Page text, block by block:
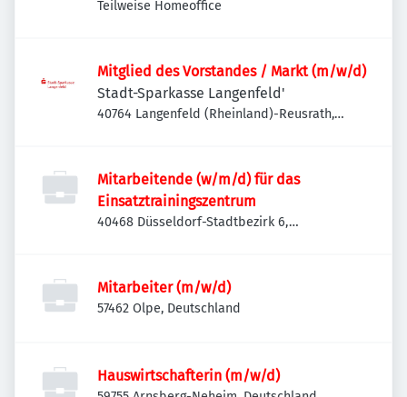
Deutschland
Teilweise Homeoffice
Mitglied des Vorstandes / Markt (m/w/d)
Stadt-Sparkasse Langenfeld'
40764 Langenfeld (Rheinland)-Reusrath,
Mitarbeitende (w/m/d) für das
Einsatztrainingszentrum
40468 Düsseldorf-Stadtbezirk 6,
Mitarbeiter (m/w/d)
57462 Olpe, Deutschland
Hauswirtschafterin (m/w/d)